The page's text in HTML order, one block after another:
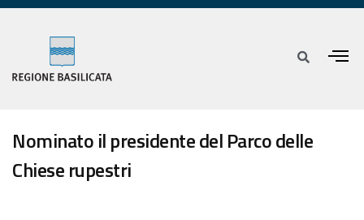
Nominato il presidente del Parco delle
Chiese rupestri